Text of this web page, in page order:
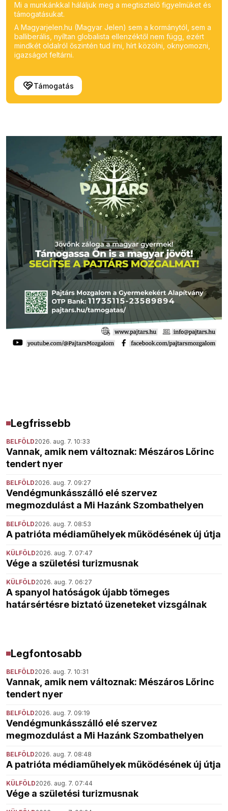
Mi a munkánkkal háláljuk meg a megtisztelő figyelmüket és
támogatásukat.
A Magyarjelen.hu (Magyar Jelen) sem a kormánytól, sem a
balliberális, nyíltan globalista ellenzéktől nem függ, ezért
mindkét oldalról őszintén tud írni, hírt közölni, oknyomozni,
igazságot feltárni.
Támogatás
Legfrissebb
BELFÖLD2026. aug. 7. 10:33
Vannak, amik nem változnak: Mészáros Lőrinc
tendert nyer
BELFÖLD2026. aug. 7. 09:27
Vendégmunkásszálló elé szervez
megmozdulást a Mi Hazánk Szombathelyen
BELFÖLD2026. aug. 7. 08:53
A patrióta médiaműhelyek működésének új útja
KÜLFÖLD2026. aug. 7. 07:47
Vége a születési turizmusnak
KÜLFÖLD2026. aug. 7. 06:27
A spanyol hatóságok újabb tömeges
határsértésre biztató üzeneteket vizsgálnak
Legfontosabb
BELFÖLD2026. aug. 7. 10:31
Vannak, amik nem változnak: Mészáros Lőrinc
tendert nyer
BELFÖLD2026. aug. 7. 09:19
Vendégmunkásszálló elé szervez
megmozdulást a Mi Hazánk Szombathelyen
BELFÖLD2026. aug. 7. 08:48
A patrióta médiaműhelyek működésének új útja
KÜLFÖLD2026. aug. 7. 07:44
Vége a születési turizmusnak